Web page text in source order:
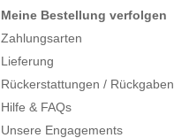
Meine Bestellung verfolgen
Zahlungsarten
Lieferung
Rückerstattungen / Rückgaben
Hilfe & FAQs
Unsere Engagements